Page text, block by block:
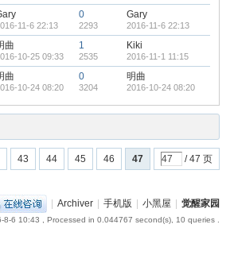
11-6 22:13
0
2293
Gary
2016-11-6 22:13
曲
10-25 09:33
1
2535
Kiki
2016-11-1 11:15
曲
10-24 08:20
0
3204
明曲
2016-10-24 08:20
43 44 45 46 47 / 47 页
| Archiver | 手机版 | 小黑屋 | 觉醒家园
8-6 10:43 , Processed in 0.044767 second(s), 10 queries .